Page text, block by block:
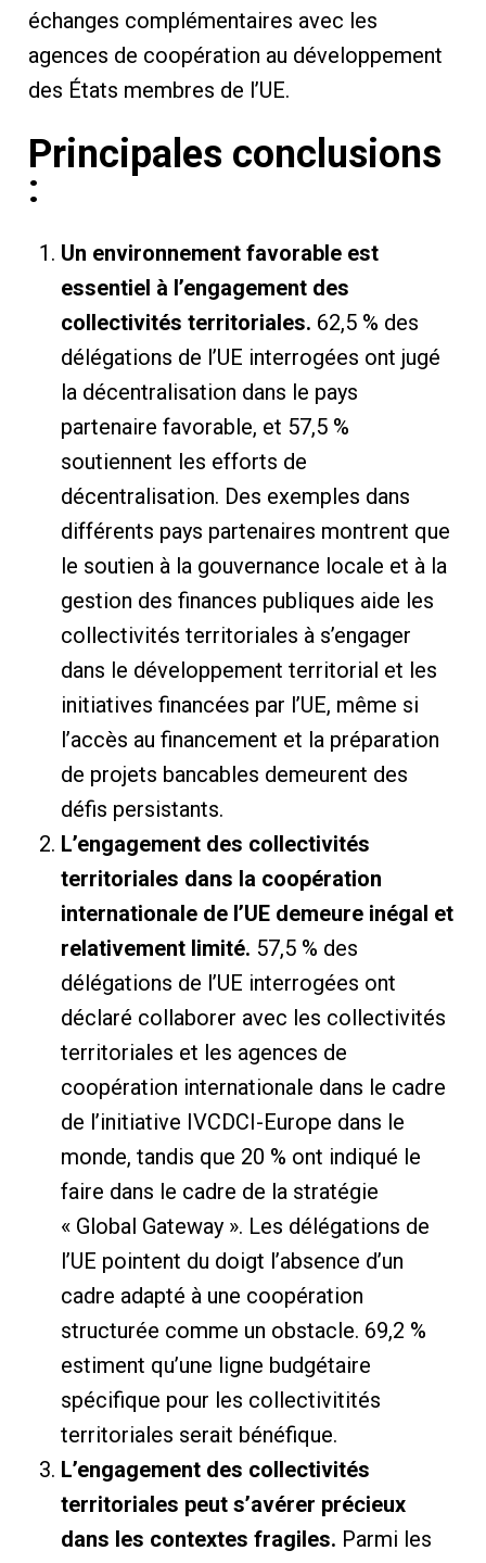
échanges complémentaires avec les
agences de coopération au développement
des États membres de l’UE.
Principales conclusions
:
Un environnement favorable est
essentiel à l’engagement des
collectivités territoriales. 62,5 % des
délégations de l’UE interrogées ont jugé
la décentralisation dans le pays
partenaire favorable, et 57,5 ​​%
soutiennent les efforts de
décentralisation. Des exemples dans
différents pays partenaires montrent que
le soutien à la gouvernance locale et à la
gestion des finances publiques aide les
collectivités territoriales à s’engager
dans le développement territorial et les
initiatives financées par l’UE, même si
l’accès au financement et la préparation
de projets bancables demeurent des
défis persistants.
L’engagement des collectivités
territoriales dans la coopération
internationale de l’UE demeure inégal et
relativement limité. 57,5 ​​% des
délégations de l’UE interrogées ont
déclaré collaborer avec les collectivités
territoriales et les agences de
coopération internationale dans le cadre
de l’initiative IVCDCI-Europe dans le
monde, tandis que 20 % ont indiqué le
faire dans le cadre de la stratégie
« Global Gateway ». Les délégations de
l’UE pointent du doigt l’absence d’un
cadre adapté à une coopération
structurée comme un obstacle. 69,2 %
estiment qu’une ligne budgétaire
spécifique pour les collectivitités
territoriales serait bénéfique.
L’engagement des collectivités
territoriales peut s’avérer précieux
dans les contextes fragiles. Parmi les